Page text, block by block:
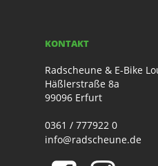
KONTAKT
Radscheune & E-Bike
Häßlerstraße 8a
99096 Erfurt
0361 / 777922 0
info@radscheune.de